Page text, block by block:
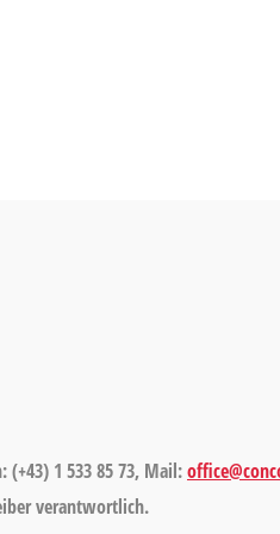
(+43) 1 533 85 73, Mail:
verantwortlich.